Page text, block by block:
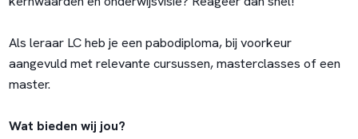
Als leraar LC heb je een pabodiploma, bij voorkeur
aangevuld met relevante cursussen, masterclasses of een
master.
Wat bieden wij jou?